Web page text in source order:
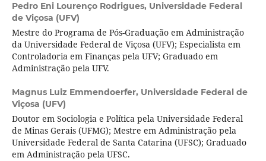
Pedro Eni Lourenço Rodrigues, Universidade Federal
de Viçosa (UFV)
Mestre do Programa de Pós-Graduação em Administração
da Universidade Federal de Viçosa (UFV); Especialista em
Controladoria em Finanças pela UFV; Graduado em
Administração pela UFV.
Magnus Luiz Emmendoerfer, Universidade Federal de
Viçosa (UFV)
Doutor em Sociologia e Política pela Universidade Federal
de Minas Gerais (UFMG); Mestre em Administração pela
Universidade Federal de Santa Catarina (UFSC); Graduado
em Administração pela UFSC.